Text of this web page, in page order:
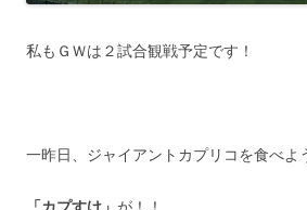
私もＧＷは２試合観戦予定です！
一昨日、ジャイアントカプリコを食べよ
「カプすけ」 が！！